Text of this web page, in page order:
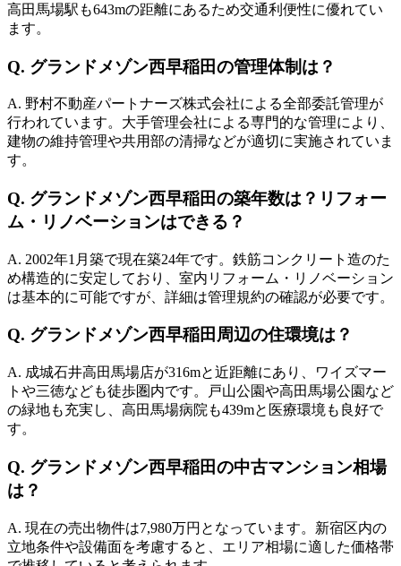
高田馬場駅も643mの距離にあるため交通利便性に優れてい
ます。
Q. グランドメゾン西早稲田の管理体制は？
A. 野村不動産パートナーズ株式会社による全部委託管理が
行われています。大手管理会社による専門的な管理により、
建物の維持管理や共用部の清掃などが適切に実施されていま
す。
Q. グランドメゾン西早稲田の築年数は？リフォー
ム・リノベーションはできる？
A. 2002年1月築で現在築24年です。鉄筋コンクリート造のた
め構造的に安定しており、室内リフォーム・リノベーション
は基本的に可能ですが、詳細は管理規約の確認が必要です。
Q. グランドメゾン西早稲田周辺の住環境は？
A. 成城石井高田馬場店が316mと近距離にあり、ワイズマー
トや三徳なども徒歩圏内です。戸山公園や高田馬場公園など
の緑地も充実し、高田馬場病院も439mと医療環境も良好で
す。
Q. グランドメゾン西早稲田の中古マンション相場
は？
A. 現在の売出物件は7,980万円となっています。新宿区内の
立地条件や設備面を考慮すると、エリア相場に適した価格帯